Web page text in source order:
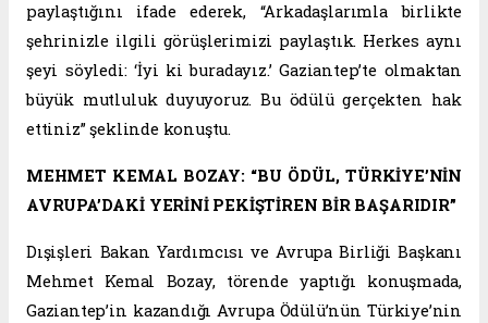
paylaştığını ifade ederek, “Arkadaşlarımla birlikte
şehrinizle ilgili görüşlerimizi paylaştık. Herkes aynı
şeyi söyledi: ‘İyi ki buradayız.’ Gaziantep’te olmaktan
büyük mutluluk duyuyoruz. Bu ödülü gerçekten hak
ettiniz” şeklinde konuştu.
MEHMET KEMAL BOZAY: “BU ÖDÜL, TÜRKİYE’NİN
AVRUPA’DAKİ YERİNİ PEKİŞTİREN BİR BAŞARIDIR”
Dışişleri Bakan Yardımcısı ve Avrupa Birliği Başkanı
Mehmet Kemal Bozay, törende yaptığı konuşmada,
Gaziantep’in kazandığı Avrupa Ödülü’nün Türkiye’nin